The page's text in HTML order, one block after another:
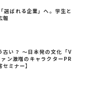
選ばれる企業」へ。学生と
報
い？ ～日本発の文化「V
ン激増のキャラクターPR
ミナー】